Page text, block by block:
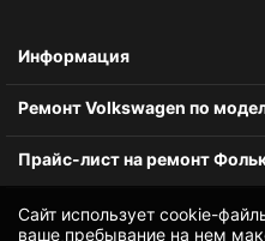
Сайт использует cookie-
ваше пребывание на нем
Информация
Ремонт Volkswagen по
Прайс-лист на ремонт